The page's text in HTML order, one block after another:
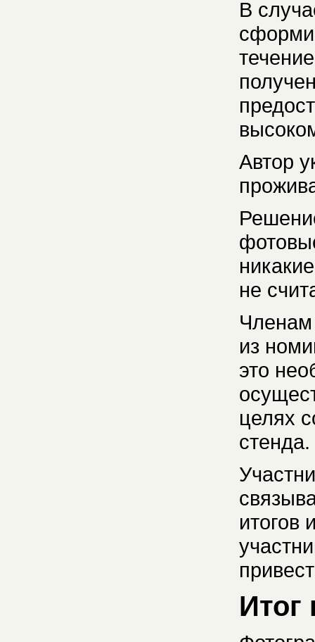
В
Автор
не
Членам
из
это
целях
стенда.
итогов
Итог